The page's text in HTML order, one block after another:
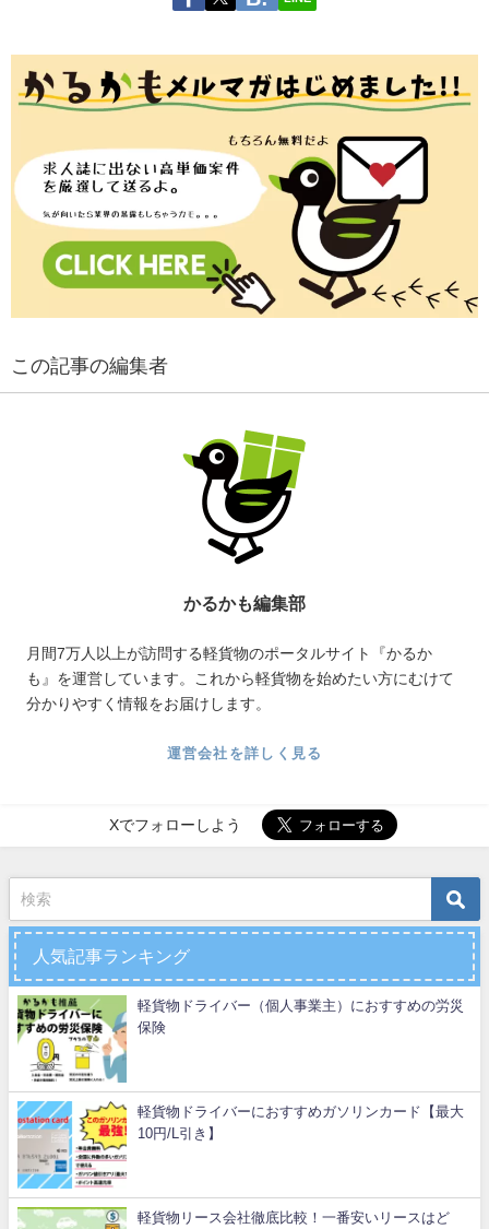
この記事の編集者
かるかも編集部
月間7万人以上が訪問する軽貨物のポータルサイト『かるか
も』を運営しています。これから軽貨物を始めたい方にむけて
分かりやすく情報をお届けします。
運営会社を詳しく見る
Xでフォローしよう
人気記事ランキング
軽貨物ドライバー（個人事業主）におすすめの労災
保険
軽貨物ドライバーにおすすめガソリンカード【最大
10円/L引き】
軽貨物リース会社徹底比較！一番安いリースはど